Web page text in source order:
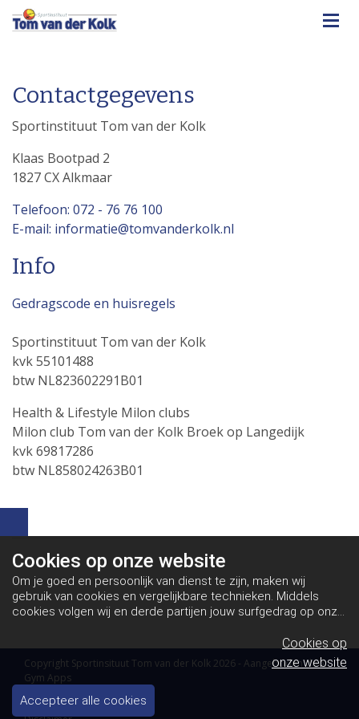
Contactgegevens
Sportinstituut Tom van der Kolk
Klaas Bootpad 2
1827 CX Alkmaar
Telefoon: 072 - 76 76 100
E-mail: informatie@tomvanderkolk.nl
Info
Gedragscode en huisregels
Sportinstituut Tom van der Kolk
kvk 55101488
btw NL823602291B01
Health & Lifestyle Milon clubs
Milon club Tom van der Kolk Broek op Langedijk
kvk 69817286
btw NL858024263B01
Copyright Sportinsituut Tom van der Kolk 2026 - Aangeboden door
Gym Apps
Algemene voorwaarden
Cookies op onze website
Om je goed en persoonlijk van dienst te zijn, maken wij
gebruik van cookies en vergelijkbare technieken. Middels
cookies volgen wij en derde partijen jouw surfgedrag op onze
en dit maakt het voor jou mogelijk om informatie te delen via
social media.
Bekijk ons cookiebeleid
Cookies op
onze website
Accepteer alle cookies